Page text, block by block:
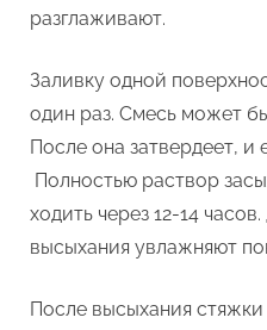
разглаживают.
Заливку одной
один раз. Смесь может
После она затвердеет, и
Полностью раствор
ходить через 12-14
высыхания увлажняют
После высыхания